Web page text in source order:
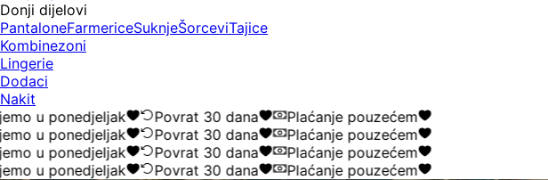
Donji dijelovi
PantaloneFarmericeSuknjeŠorceviTajice
Kombinezoni
Lingerie
Dodaci
Nakit
Povrat 30 dana
Plaćanje pouzećem
Povrat 30 dana
Plaćanje pouzećem
Povrat 30 dana
Plaćanje pouzećem
Povrat 30 dana Plaćanje pouzećem